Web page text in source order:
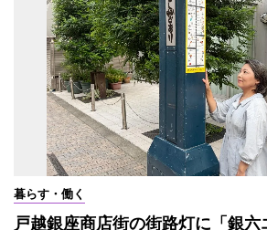
暮らす・働く
戸越銀座商店街の街路灯に「銀六